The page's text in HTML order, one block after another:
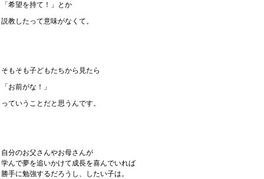
「希望を持て！」とか
説教したって意味がなくて。
そもそも子どもたちから見たら
「お前がな！」
っていうことだと思うんです。
自分のお父さんやお母さんが
学んで夢を追いかけて成長を喜んでいれば
勝手に勉強するだろうし、したい子は。